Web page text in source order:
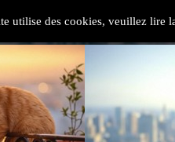
utilise des cookies, veuillez lire